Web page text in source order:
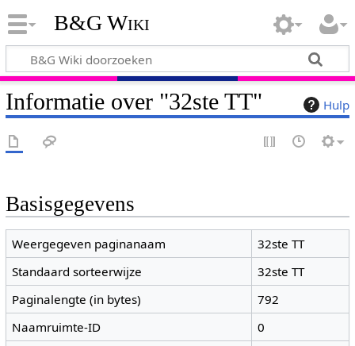
B&G Wiki
Hulp
Informatie over "32ste TT"
Basisgegevens
Weergegeven paginanaam
32ste TT
Standaard sorteerwijze
32ste TT
Paginalengte (in bytes)
792
Naamruimte-ID
0